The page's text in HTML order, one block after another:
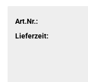
Art.Nr.:
Lieferzeit: